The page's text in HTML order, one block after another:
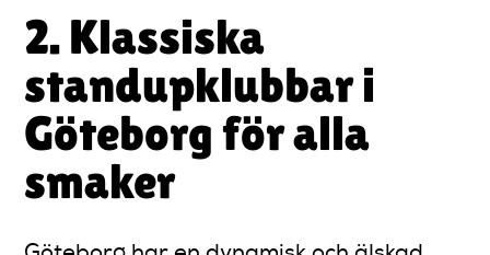
2. Klassiska
standupklubbar i
Göteborg för alla
smaker